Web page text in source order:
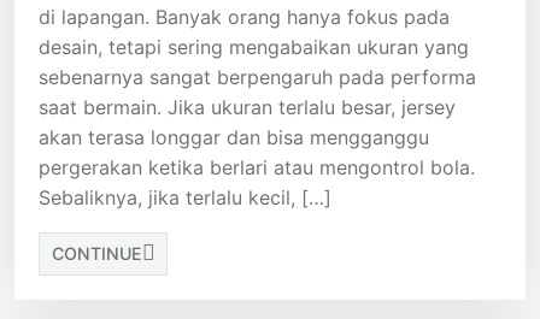
di lapangan. Banyak orang hanya fokus pada
desain, tetapi sering mengabaikan ukuran yang
sebenarnya sangat berpengaruh pada performa
saat bermain. Jika ukuran terlalu besar, jersey
akan terasa longgar dan bisa mengganggu
pergerakan ketika berlari atau mengontrol bola.
Sebaliknya, jika terlalu kecil, […]
CONTINUE